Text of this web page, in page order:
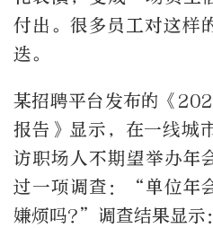
付出。很多员工对这
迭。
某招聘平台发布的《
报告》显示，在一线城
访职场人不期望举办年
过一项调查：“单位年
嫌烦吗?”调查结果显示